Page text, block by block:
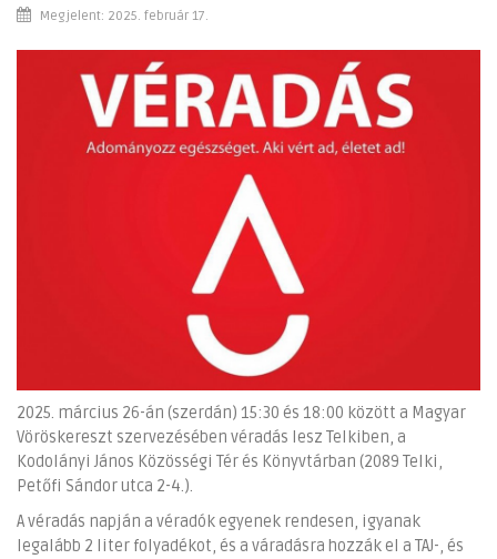
Megjelent: 2025. február 17.
2025. március 26-án (szerdán) 15:30 és 18:00 között a Magyar
Vöröskereszt szervezésében véradás lesz Telkiben, a
Kodolányi János Közösségi Tér és Könyvtárban (2089 Telki,
Petőfi Sándor utca 2-4.).
A véradás napján a véradók egyenek rendesen, igyanak
legalább 2 liter folyadékot, és a váradásra hozzák el a TAJ-, és